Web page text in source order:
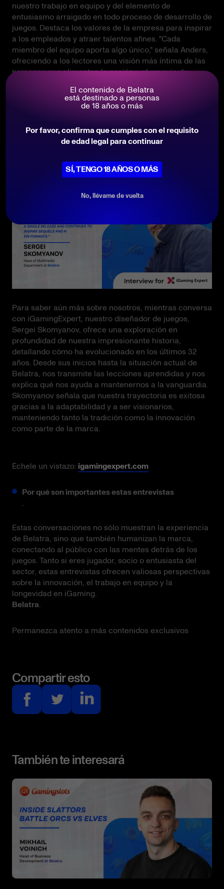
nuestro trabajo en equipo y del elemento de
entusiasmo arraigado en todo proceso de desarrollo de
juegos. Destaca los valores de la empresa para inspirar
a los empleados y atraer talentos afines. "Cada
miembro del equipo aporta algo único," señala Anders,
ofreciendo a los lectores una visión más íntima de las
personas que alimentan la pasión y el empuje de
Skomyanov reflexiona sobre 32 años de innovación
Para saber aún más sobre nosotros, mientras conversa
con iGamingExpert, nuestro diseñador de juegos,
Sergei Skomyanov, ofrece una exploración en
profundidad de nuestra impresionante historia,
detallando cómo ha evolucionado en los últimos 32
años. Desde sus inicios hasta la situación actual de
Belatra, nos transmite las lecciones aprendidas y nos
explica qué nos ayuda a mantenernos a la vanguardia.
Skomyanov señala que nuestra trayectoria es exitosa
gracias a la adaptabilidad y a ser visionarios,
manteniendo tanto la tradición como la innovación
como parte de la marca.
Échele un vistazo: igamingexpert.com
Por qué son importantes estas entrevistas
.
Estas conversaciones no sólo muestran la experiencia
de Belatra, sino que también humanizan la marca,
conectando al público con las mentes detrás de los
juegos. Tanto si eres jugador, socio o entusiasta del
sector, estas entrevistas ofrecen valiosas perspectivas
sobre la innovación, el trabajo en equipo y la
longevidad en iGaming.
Belatra.
Permanezca atento a más contenidos exclusivos
Compartir esto
También te interesará
El contenido de Belatra
está destinado a personas
de 18 años o más
Por favor, confirma que cumples con el requisito
de edad legal para continuar
SÍ, TENGO 18 AÑOS O MÁS
No, llévame de vuelta